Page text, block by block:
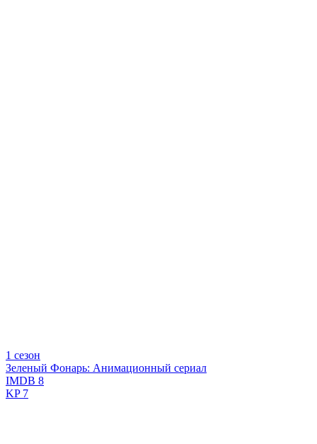
1 сезон
Зеленый Фонарь: Анимационный сериал
IMDB 8
KP7